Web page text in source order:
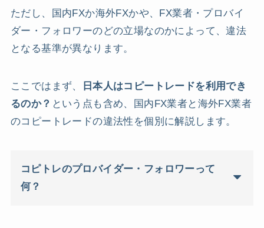
ただし、国内FXか海外FXかや、FX業者・プロバイ
ダー・フォロワーのどの立場なのかによって、違法
となる基準が異なります。
ここではまず、
日本人はコピートレードを利用でき
るのか？ という点も含め、国内FX業者と海外FX業者
のコピートレードの違法性を個別に解説します。
コピトレのプロバイダー・フォロワーって
何？